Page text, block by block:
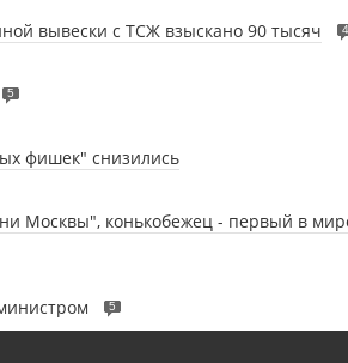
вывески с ТСЖ взыскано 90 тысяч 4
5
фишек" снизились
Москвы", конькобежец - первый в
5